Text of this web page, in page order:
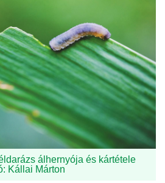
álhernyója és kártétele
Kállai Márton